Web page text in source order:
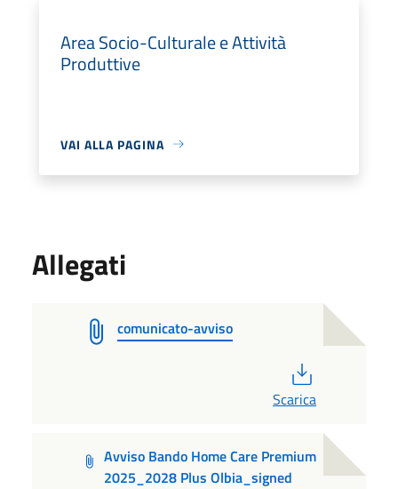
Area Socio-Culturale e Attività
Produttive
VAI ALLA PAGINA
Allegati
comunicato-avviso
Scarica
Avviso Bando Home Care Premium
2025_2028 Plus Olbia_signed